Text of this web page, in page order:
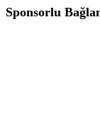
Sponsorlu